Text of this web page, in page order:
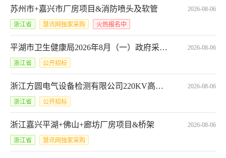
苏州市+嘉兴市厂房项目&消防喷头及软管 2026-08-06
浙江省 慧讯网独家采购 火热报名中
平湖市卫生健康局2026年8月（一）政府采购意向*居民电子健康档案系统改造项目 2026-08-06
浙江省 公开招标
浙江方圆电气设备检测有限公司220KV高压合成实验回路项目（直流充电装置、点火球、延弧回路成套装置）采购（第三次发布） 2026-08-06
浙江省 公开招标
浙江嘉兴平湖+佛山+廊坊厂房项目&桥架 2026-08-06
浙江省 慧讯网独家采购